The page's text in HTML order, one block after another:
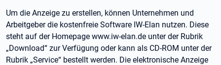
Um die Anzeige zu erstellen, können Unternehmen und
Arbeitgeber die kostenfreie Software IW-Elan nutzen. Diese
steht auf der Homepage www.iw-elan.de unter der Rubrik
„Download“ zur Verfügung oder kann als CD-ROM unter der
Rubrik „Service“ bestellt werden. Die elektronische Anzeige